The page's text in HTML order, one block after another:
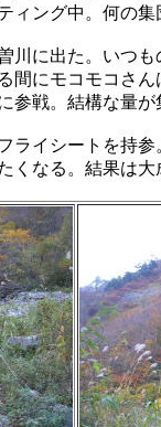
ィング中。何の
川に出た。いつ
間にモコモコさ
参戦。結構な量が
ライシートを持
くなる。結果は大